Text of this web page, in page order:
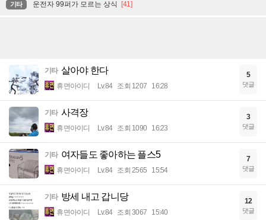
기타 운전자 99퍼가 모르는 상식 [41]
기타 살아야 한다
휴면아이디 Lv.84 조회 1207 16:28
5
댓글
기타 사격장
휴면아이디 Lv.84 조회 1090 16:23
3
댓글
기타 여자들도 좋아하는 플스5
휴면아이디 Lv.84 조회 2565 15:54
7
댓글
기타 방세 내고 갑니당
휴면아이디 Lv.84 조회 3067 15:40
12
댓글